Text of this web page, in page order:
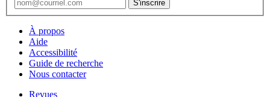
À propos
Aide
Accessibilité
Guide de recherche
Nous contacter
Revues